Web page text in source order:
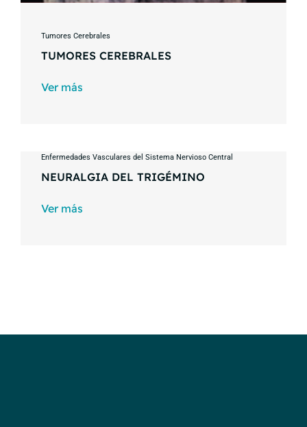
Tumores Cerebrales
TUMORES CEREBRALES
Ver más
Enfermedades Vasculares del Sistema Nervioso Central
NEURALGIA DEL TRIGÉMINO
Ver más